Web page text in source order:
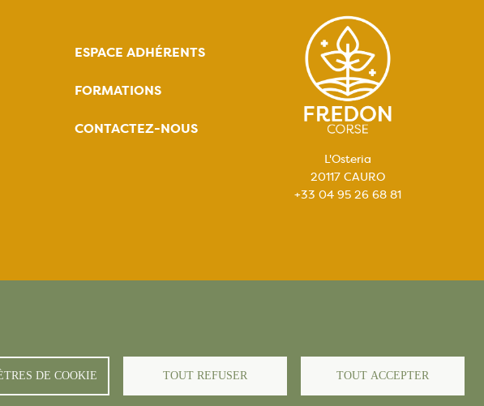
DE COOKIE TOUT REFUSER TOUT ACCEPTER
ESPACE ADHÉRENTS
FORMATIONS
CONTACTEZ-NOUS
L'Osteria
20117 CAURO
+33 04 95 26 68 81
2024 -Mentions légales